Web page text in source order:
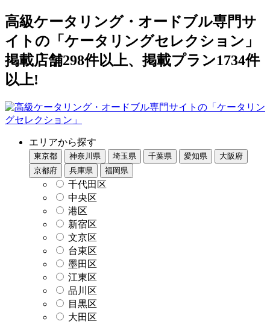
高級ケータリング・オードブル専門サ
イトの「ケータリングセレクション」
掲載店舗298件以上、掲載プラン1734件
以上!
エリアから探す
東京都 神奈川県 埼玉県 千葉県 愛知県
大阪府
京都府
兵庫県 福岡県
千代田区
中央区
港区
新宿区
文京区
台東区
墨田区
江東区
品川区
目黒区
大田区